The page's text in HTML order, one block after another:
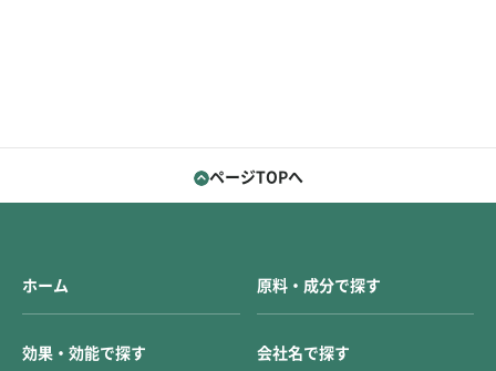
ページTOPへ
ホーム 原料・成分で探す
効果・効能で探す 会社名で探す